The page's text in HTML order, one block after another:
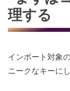
理する
インポート対象
ニークなキーに